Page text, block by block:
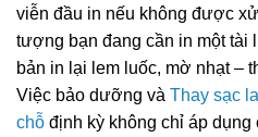
viễn đầu in nếu không được
tượng bạn đang cần in một tài
bản in lại lem luốc, mờ nhạt –
Việc bảo dưỡng và Thay sạc
chỗ định kỳ không chỉ áp dụng